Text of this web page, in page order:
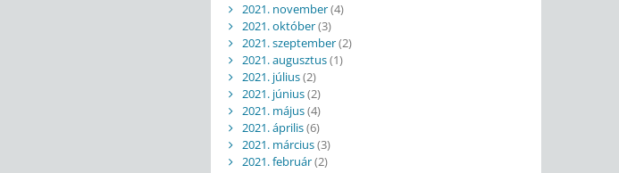
2021. november(4)
2021. október(3)
2021. szeptember(2)
2021. augusztus(1)
2021. július(2)
2021. június(2)
2021. május(4)
2021. április(6)
2021. március(3)
2021. február(2)